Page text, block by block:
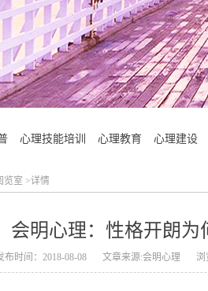
心理技能培训 心理教育 心理建设
览室 >详情
会明心理：性格开朗为
布时间：2018-08-08 文章来源:会明心理 浏